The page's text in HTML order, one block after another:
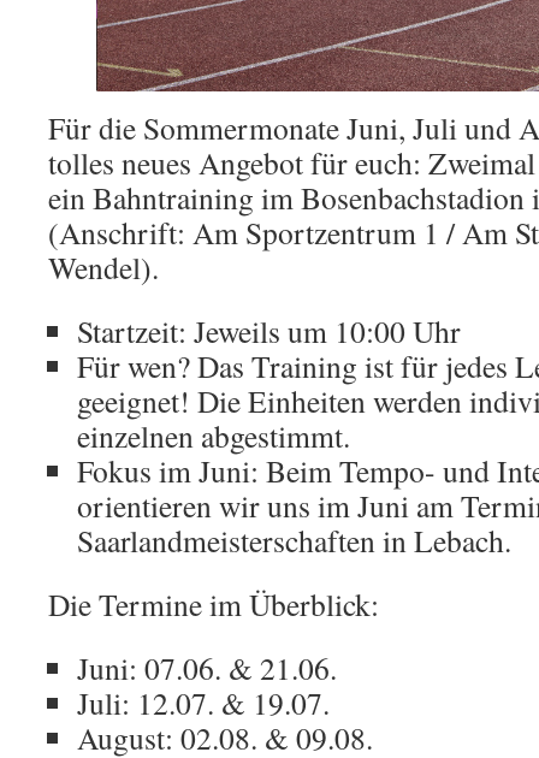
Für die Sommermonate Juni, Juli und
tolles neues Angebot für euch:
ein Bahntraining im Bosenbachstadion
(Anschrift: Am Sportzentrum 1 / Am
Wendel).
Startzeit: Jeweils um 10:00 Uhr
Für wen? Das Training ist für jedes
geeignet! Die Einheiten werden
einzelnen abgestimmt.
Fokus im Juni: Beim Tempo- und
orientieren wir uns im Juni am
Saarlandmeisterschaften in Lebach.
Die Termine im Überblick:
Juni: 07.06. & 21.06.
Juli: 12.07. & 19.07.
August: 02.08. & 09.08.